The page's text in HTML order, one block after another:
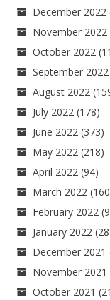
December 2022
November 2022
October 2022
September 2022
August 2022
July 2022 (178)
June 2022 (373)
May 2022 (218)
April 2022 (94)
March 2022
February 2022
January 2022
December 2021
November 2021
October 2021